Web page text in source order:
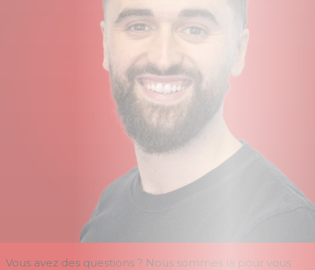
Vous avez des questions ? Nous sommes là pour vous